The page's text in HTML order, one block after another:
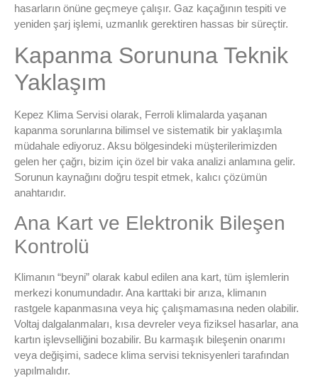
hasarların önüne geçmeye çalışır. Gaz kaçağının tespiti ve
yeniden şarj işlemi, uzmanlık gerektiren hassas bir süreçtir.
Kapanma Sorununa Teknik
Yaklaşım
Kepez Klima Servisi olarak, Ferroli klimalarda yaşanan
kapanma sorunlarına bilimsel ve sistematik bir yaklaşımla
müdahale ediyoruz. Aksu bölgesindeki müşterilerimizden
gelen her çağrı, bizim için özel bir vaka analizi anlamına gelir.
Sorunun kaynağını doğru tespit etmek, kalıcı çözümün
anahtarıdır.
Ana Kart ve Elektronik Bileşen
Kontrolü
Klimanın “beyni” olarak kabul edilen ana kart, tüm işlemlerin
merkezi konumundadır. Ana karttaki bir arıza, klimanın
rastgele kapanmasına veya hiç çalışmamasına neden olabilir.
Voltaj dalgalanmaları, kısa devreler veya fiziksel hasarlar, ana
kartın işlevselliğini bozabilir. Bu karmaşık bileşenin onarımı
veya değişimi, sadece klima servisi teknisyenleri tarafından
yapılmalıdır.